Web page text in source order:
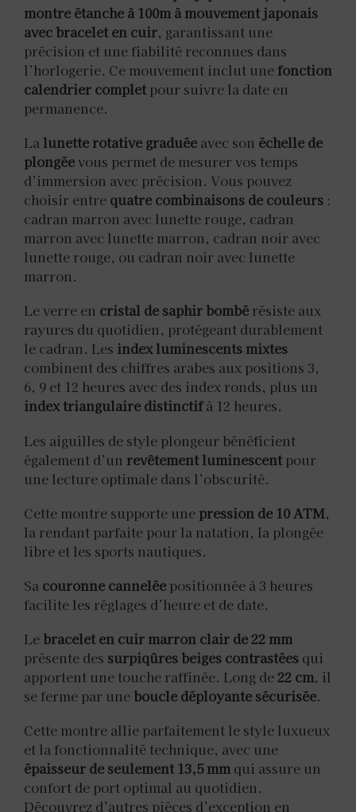
montre étanche à 100m à mouvement japonais
avec bracelet en cuir, garantissant une
précision et une fiabilité reconnues dans
l’horlogerie. Ce mouvement inclut unefonction
calendrier complet pour suivre la date en
permanence.
Lalunette rotative graduée avec son échelle de
plongéevous permet de mesurer vos temps
d’immersion avec précision. Vous pouvez
choisir entre quatre combinaisons de couleurs :
cadran marron avec lunette rouge, cadran
marron avec lunette marron, cadran noir avec
lunette rouge, ou cadran noir avec lunette
marron.
Le verre en cristal de saphir bombé résiste aux
rayures du quotidien, protégeant durablement
le cadran. Les index luminescents mixtes
combinent des chiffres arabes aux positions 3,
6, 9 et 12 heures avec des index ronds, plus un
index triangulaire distinctifà 12 heures.
Les aiguilles de style plongeur bénéficient
également d’un revêtement luminescent pour
une lecture optimale dans l’obscurité.
Cette montre supporte une pression de 10 ATM,
la rendant parfaite pour la natation, la plongée
libre et les sports nautiques.
Sa couronne cannelée positionnée à 3 heures
facilite les réglages d’heure et de date.
Lebracelet en cuir marron clair de 22 mm
présente des surpiqûres beiges contrastées qui
apportent une touche raffinée. Long de22 cm, il
se ferme par uneboucle déployante sécurisée.
Cette montre allie parfaitement le style luxueux
et la fonctionnalité technique, avec une
épaisseur de seulement 13,5 mm qui assure un
confort de port optimal au quotidien.
Découvrez d’autres pièces d’exception en